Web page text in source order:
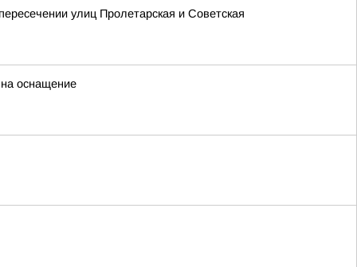
улиц Пролетарская и Советская
оснащение